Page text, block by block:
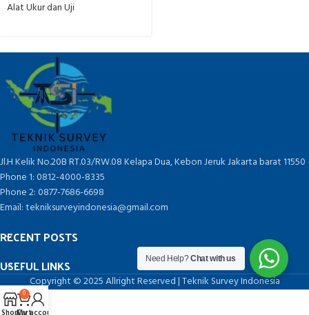
Alat Ukur dan Uji
Jl.H Kelik No.20B RT.03/RW.08 Kelapa Dua, Kebon Jeruk Jakarta barat 11550
Phone 1: 0812-4000-8335
Phone 2: 0877-7686-6698
Email: tekniksurveyindonesia@gmail.com
RECENT POSTS
USEFUL LINKS
Copyright © 2025 Allright Reserved | Teknik Survey Indonesia
Need Help?Chat with us
0